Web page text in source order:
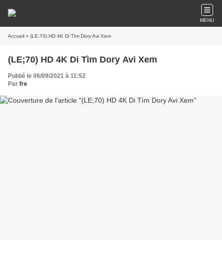
MENU
Accueil » (LE;70) HD 4K Di Tìm Dory Avi Xem
(LE;70) HD 4K Di Tìm Dory Avi Xem
Publié le 06/09/2021 à 11:52
Par fre